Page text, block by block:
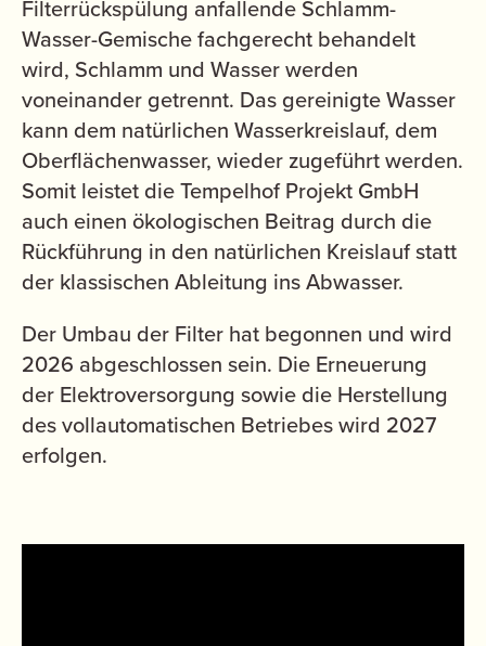
Filterrückspülung anfallende Schlamm-
Wasser-Gemische fachgerecht behandelt
wird, Schlamm und Wasser werden
voneinander getrennt. Das gereinigte Wasser
kann dem natürlichen Wasserkreislauf, dem
Oberflächenwasser, wieder zugeführt werden.
Somit leistet die Tempelhof Projekt GmbH
auch einen ökologischen Beitrag durch die
Rückführung in den natürlichen Kreislauf statt
der klassischen Ableitung ins Abwasser.
Der Umbau der Filter hat begonnen und wird
2026 abgeschlossen sein. Die Erneuerung
der Elektroversorgung sowie die Herstellung
des vollautomatischen Betriebes wird 2027
erfolgen.